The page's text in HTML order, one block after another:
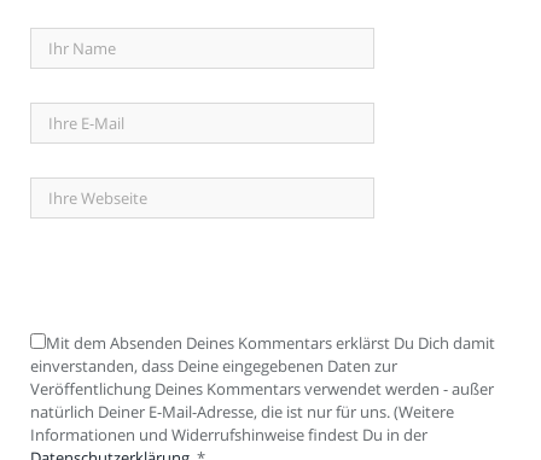
Mit dem Absenden Deines Kommentars erklärst Du Dich damit
einverstanden, dass Deine eingegebenen Daten zur
Veröffentlichung Deines Kommentars verwendet werden - außer
natürlich Deiner E-Mail-Adresse, die ist nur für uns. (Weitere
Informationen und Widerrufshinweise findest Du in der